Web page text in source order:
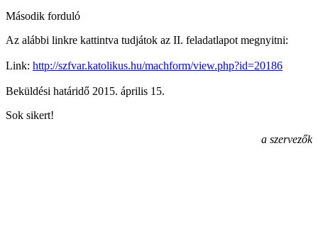
Második forduló
Az alábbi linkre kattintva tudjátok az II. feladatlapot megnyitni:
Link: http://szfvar.katolikus.hu/machform/view.php?id=20186
Beküldési határidő 2015. április 15.
Sok sikert!
a szervezők